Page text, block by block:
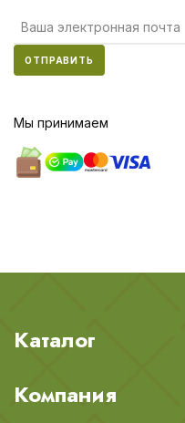
ОТПРАВИТЬ
Мы принимаем
Каталог
Компания